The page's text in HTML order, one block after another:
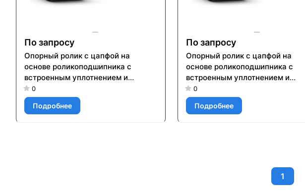
По запросу
Опорный ролик с цапфой на
основе роликоподшипника с
встроенным уплотнением и
элементами для повторного
смазывания KR 47 PP
0
Подробнее
По запросу
Опорный ролик с цапфой на
основе роликоподшипника с
встроенным уплотнением и
элементами для повторного
смазывания KR 16 PPX
0
Подробнее
1